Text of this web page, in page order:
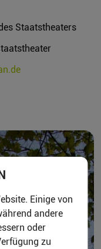
Staatstheaters
Einige von
andere
oder
zu